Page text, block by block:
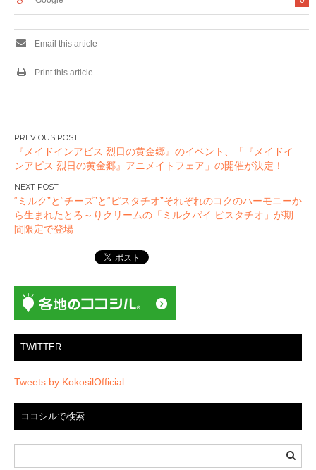
ます。
Email this article
Print this article
投
稿
ナ
ビ
ゲ
ー
ン
『メイドインアビス 烈日の黄金郷』のイベント、「『メイドイ
ンアビス 烈日の黄金郷』アニメイトフェア」の開催が決定！
“ミルク”と“チーズ”と“ピスタチオ”それぞれのコクのハーモニーか
ら生まれたとろ～りクリームの「ミルクパイ ピスタチオ」が期
間限定で登場
TWITTER
Tweets by KokosilOfficial
ココシルで検索